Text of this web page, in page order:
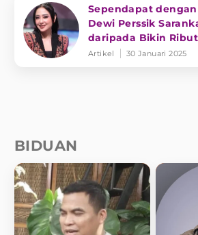
Sependapat
Dewi Perssik
daripada Bikin
Artikel 30 Januari 2025
BIDUAN